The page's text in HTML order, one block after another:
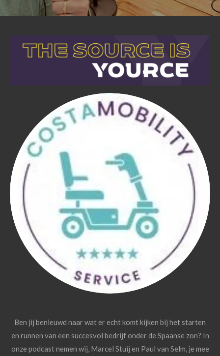
Ben jij benieuwd naar wat er echt komt kijken bij het starten
en runnen van een succesvol bedrijf onder de Spaanse zon? In
onze podcast nemen wij, Marcel Stuij en Paul van Selm, je mee